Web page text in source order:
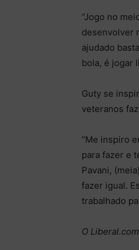
“Jogo no
desenvolver
ajudado
bola, é jogar
Guty se
veteranos
“Me inspiro
para fazer e
Pavani,
fazer igual.
trabalhado
O